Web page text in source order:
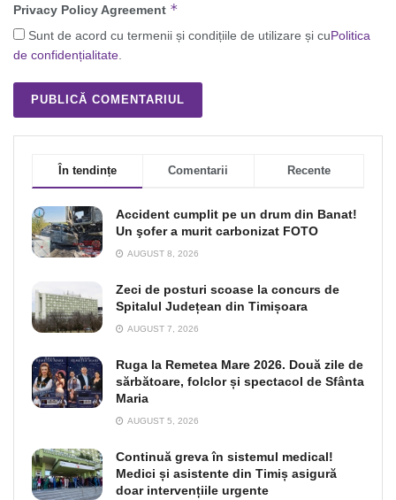
Privacy Policy Agreement *
Sunt de acord cu termenii și condițiile de utilizare și cuPolitica
de confidențialitate.
În tendințe Comentarii Recente
Accident cumplit pe un drum din Banat!
Un şofer a murit carbonizat FOTO
AUGUST 8, 2026
Zeci de posturi scoase la concurs de
Spitalul Județean din Timișoara
AUGUST 7, 2026
Ruga la Remetea Mare 2026. Două zile de
sărbătoare, folclor și spectacol de Sfânta
Maria
AUGUST 5, 2026
Continuă greva în sistemul medical!
Medici și asistente din Timiș asigură
doar intervențiile urgente